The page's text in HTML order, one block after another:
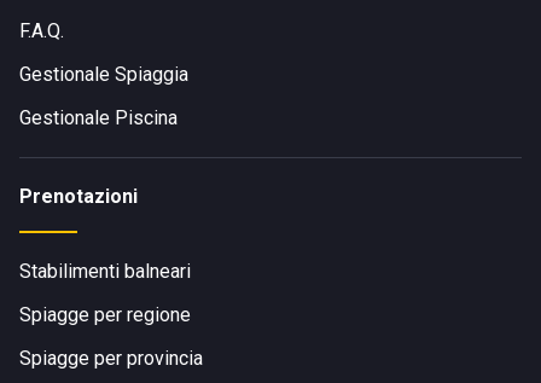
F.A.Q.
Gestionale Spiaggia
Gestionale Piscina
Prenotazioni
Stabilimenti balneari
Spiagge per regione
Spiagge per provincia